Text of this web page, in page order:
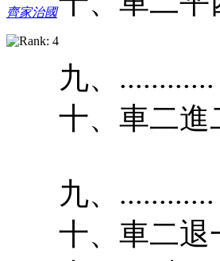
齊家治國
九、
十、車二進
九、
十、車二